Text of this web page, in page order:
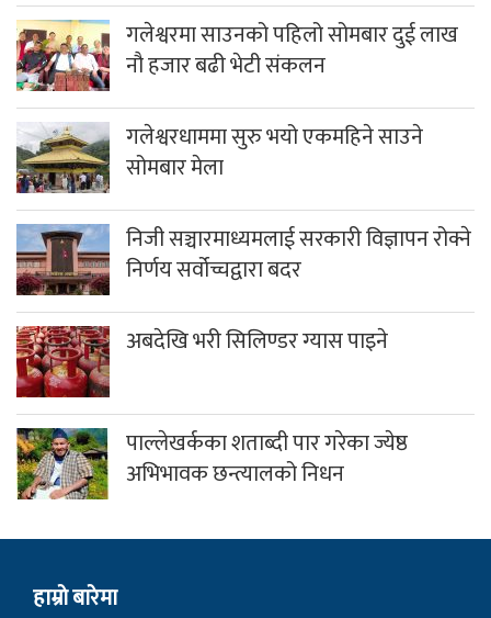
गलेश्वरमा साउनको पहिलो सोमबार दुई लाख
नौ हजार बढी भेटी संकलन
गलेश्वरधाममा सुरु भयो एकमहिने साउने
सोमबार मेला
निजी सञ्चारमाध्यमलाई सरकारी विज्ञापन रोक्ने
निर्णय सर्वोच्चद्वारा बदर
अबदेखि भरी सिलिण्डर ग्यास पाइने
पाल्लेखर्कका शताब्दी पार गरेका ज्येष्ठ
अभिभावक छन्त्यालको निधन
हाम्राे बारेमा